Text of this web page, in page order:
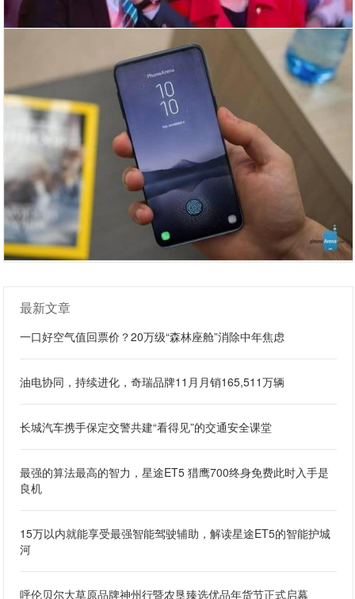
最新文章
一口好空气值回票价？20万级“森林座舱”消除中年焦虑
油电协同，持续进化，奇瑞品牌11月月销165,511万辆
长城汽车携手保定交警共建“看得见”的交通安全课堂
最强的算法最高的智力，星途ET5 猎鹰700终身免费此时入手是
良机
15万以内就能享受最强智能驾驶辅助，解读星途ET5的智能护城
河
呼伦贝尔大草原品牌神州行暨农垦臻选优品年货节正式启幕